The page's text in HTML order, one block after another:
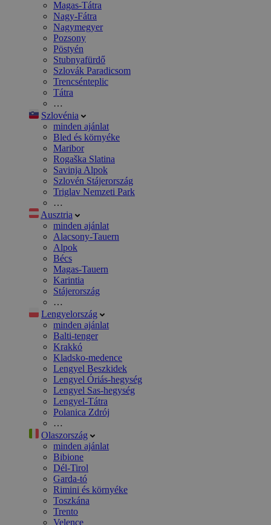
Magas-Tátra
Nagy-Fátra
Nagymegyer
Pozsony
Pöstyén
Stubnyafürdő
Szlovák Paradicsom
Trencsénteplic
Tátra
…
Szlovénia
minden ajánlat
Bled és környéke
Maribor
Rogaška Slatina
Savinja Alpok
Szlovén Stájerország
Triglav Nemzeti Park
…
Ausztria
minden ajánlat
Alacsony-Tauern
Alpok
Bécs
Magas-Tauern
Karintia
Stájerország
…
Lengyelország
minden ajánlat
Balti-tenger
Krakkó
Kladsko-medence
Lengyel Beszkidek
Lengyel Óriás-hegység
Lengyel Sas-hegység
Lengyel-Tátra
Polanica Zdrój
…
Olaszország
minden ajánlat
Bibione
Dél-Tirol
Garda-tó
Rimini és környéke
Toszkána
Trento
Velence